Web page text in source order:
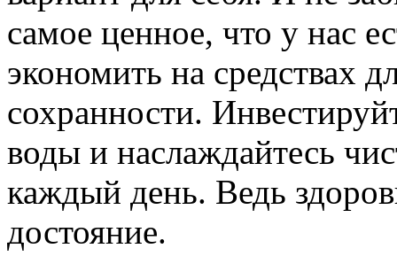
самое ценное, что у нас
экономить на средствах
сохранности.
воды и наслаждайтесь
каждый день. Ведь
достояние.